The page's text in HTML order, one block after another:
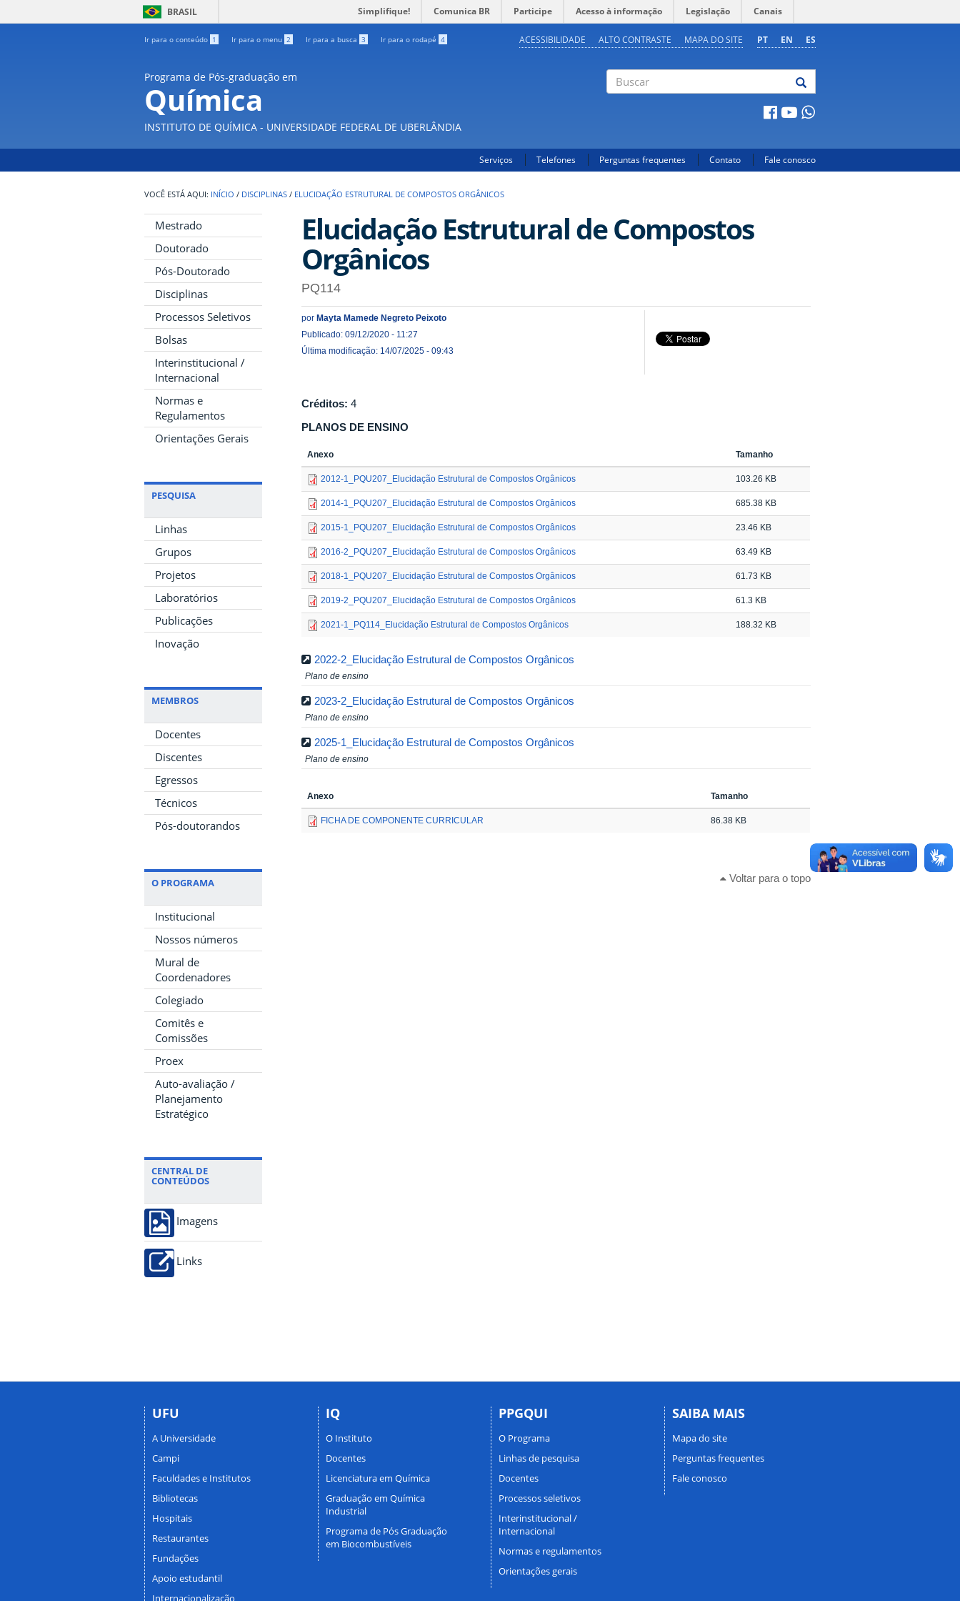
BRASIL Simplifique! Comunica BR Participe Acesso à informação Legislação Canais
Ir para o conteúdo 1 Ir para o menu 2 Ir para a busca 3 Ir para o rodapé 4 PT EN ES
ACESSIBILIDADE ALTO CONTRASTE MAPA DO SITE
Programa de Pós-graduação em
Química
INSTITUTO DE QUÍMICA - UNIVERSIDADE FEDERAL DE UBERLÂNDIA
Serviços Telefones Perguntas frequentes Contato Fale conosco
INÍCIO / DISCIPLINAS / ELUCIDAÇÃO ESTRUTURAL DE COMPOSTOS ORGÂNICOS
Mestrado
Doutorado
Pós-Doutorado
Disciplinas
Processos Seletivos
Bolsas
Interinstitucional /
Internacional
Normas e
Regulamentos
Orientações Gerais
PESQUISA
Linhas
Grupos
Projetos
Laboratórios
Publicações
Inovação
MEMBROS
Docentes
Discentes
Egressos
Técnicos
Pós-doutorandos
O PROGRAMA
Institucional
Nossos números
Mural de
Coordenadores
Colegiado
Comitês e
Comissões
Proex
Auto-avaliação /
Planejamento
Estratégico
CENTRAL DE
CONTEÚDOS
Imagens
Links
Elucidação Estrutural de Compostos
Orgânicos
PQ114
por Mayta Mamede Negreto Peixoto
Publicado: 09/12/2020 - 11:27
Última modificação: 14/07/2025 - 09:43
Créditos: 4
PLANOS DE ENSINO
Anexo Tamanho
2012-1_PQU207_Elucidação Estrutural de Compostos Orgânicos 103.26 KB
2014-1_PQU207_Elucidação Estrutural de Compostos Orgânicos 685.38 KB
2015-1_PQU207_Elucidação Estrutural de Compostos Orgânicos 23.46 KB
2016-2_PQU207_Elucidação Estrutural de Compostos Orgânicos 63.49 KB
2018-1_PQU207_Elucidação Estrutural de Compostos Orgânicos 61.73 KB
2019-2_PQU207_Elucidação Estrutural de Compostos Orgânicos 61.3 KB
2021-1_PQ114_Elucidação Estrutural de Compostos Orgânicos 188.32 KB
2022-2_Elucidação Estrutural de Compostos Orgânicos
Plano de ensino
2023-2_Elucidação Estrutural de Compostos Orgânicos
Plano de ensino
2025-1_Elucidação Estrutural de Compostos Orgânicos
Plano de ensino
Anexo Tamanho
FICHA DE COMPONENTE CURRICULAR 86.38 KB
Voltar para o topo
UFU
A Universidade
Campi
Faculdades e Institutos
Bibliotecas
Hospitais
Restaurantes
Fundações
Apoio estudantil
Internacionalização
IQ
O Instituto
Docentes
Licenciatura em Química
Graduação em Química
Industrial
Programa de Pós Graduação
em Biocombustíveis
PPGQUI
O Programa
Linhas de pesquisa
Docentes
Processos seletivos
Interinstitucional /
Internacional
Normas e regulamentos
Orientações gerais
SAIBA MAIS
Mapa do site
Perguntas frequentes
Fale conosco